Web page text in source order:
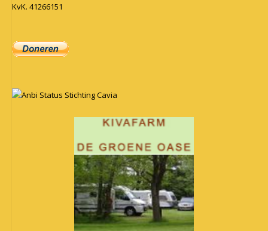
KvK. 41266151
Anbi Status Stichting Cavia